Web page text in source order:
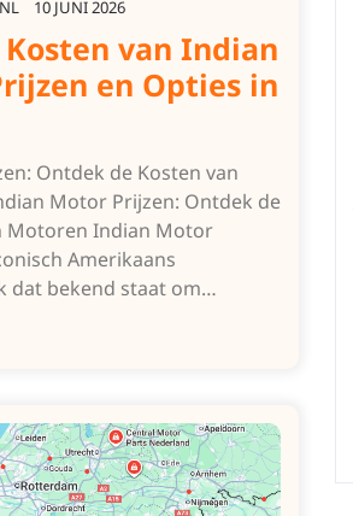
10 JUNI 2026
van Indian
en Opties in
Ontdek de Kosten van
Motor Prijzen: Ontdek de
Motoren Indian Motor
Amerikaans
dat bekend staat om…